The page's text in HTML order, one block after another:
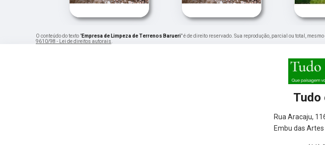
O conteúdo do texto "Empresa de Limpeza de Terrenos Barueri" é de direito reservado. Sua reprodução, parcial ou total,
9610/98 - Lei de direitos autorais.
Tudo
Rua Aracaju,
Embu das